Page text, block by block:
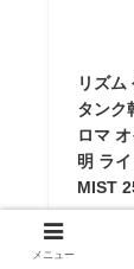
リズム
タンク
ロマ
明 ラ
MIST
リズム
メニュー